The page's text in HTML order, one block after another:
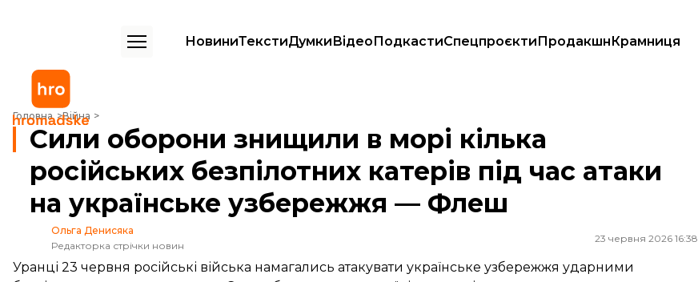
НовиниТекстиДумкиВідеоПодкастиСпецпроєктиПродакшнКрамниця
Головна Війна
Сили оборони знищили в морі кілька російських безпілотних катерів під час атаки на українське узбережжя — Флеш
Сили оборони знищили в морі кілька
російських безпілотних катерів під час атаки
на українське узбережжя — Флеш
Ольга Денисяка
Редакторка стрічки новин
23 червня 2026 16:38
Уранці 23 червня російські війська намагались атакувати українське узбережжя ударними